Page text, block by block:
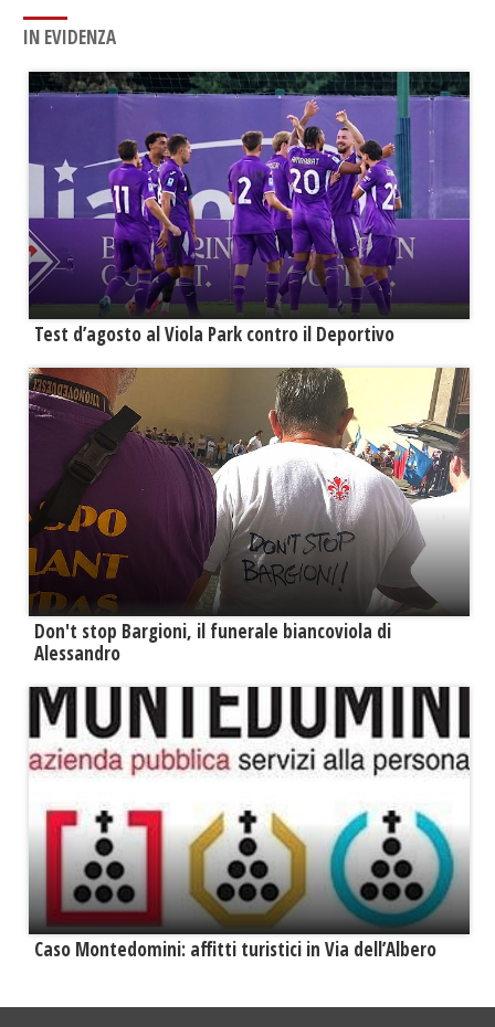
IN EVIDENZA
Test d’agosto al Viola Park contro il Deportivo
Don't stop Bargioni, il funerale biancoviola di
Alessandro
Caso Montedomini: affitti turistici in Via dell’Albero